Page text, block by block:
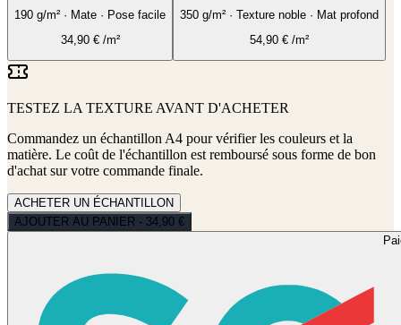
190 g/m² · Mate · Pose facile
34,90€/m²
350 g/m² · Texture noble · Mat profond
54,90 € /m²
TESTEZ LA TEXTURE AVANT D'ACHETER
Commandez un échantillon A4 pour vérifier les couleurs et la
matière. Le coût de l'échantillon est remboursé sous forme de bon
d'achat sur votre commande finale.
ACHETER UN ÉCHANTILLON
AJOUTER AU PANIER - 34,90 €